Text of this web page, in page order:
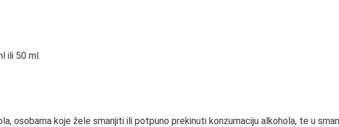
ili 50 ml.
osobama koje žele smanjiti ili potpuno prekinuti konzumaciju alkohola, te u